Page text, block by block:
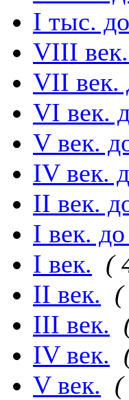
I тыс.
VIII
VII век.
VI век.
V век.
IV век.
II век.
I век.
I век. (
II век. (
III век.
IV век.
V век. (